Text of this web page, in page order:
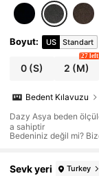
Boyut: US Standart
0 (S) 2 (M)
27 left
Bedent Kılavuzu
Dazy Asya beden
a sahiptir
Bedeniniz değil mi?
Sevk yeri Turkey